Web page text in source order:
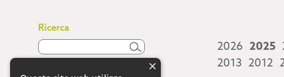
Ricerca
2026 2025
2013 2012
×